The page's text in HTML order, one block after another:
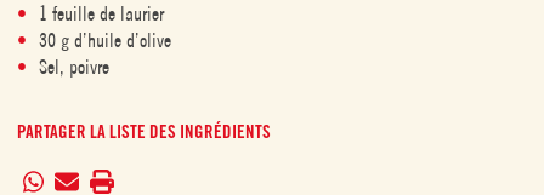
1 feuille de laurier
30 g d’huile d’olive
Sel, poivre
PARTAGER LA LISTE DES INGRÉDIENTS